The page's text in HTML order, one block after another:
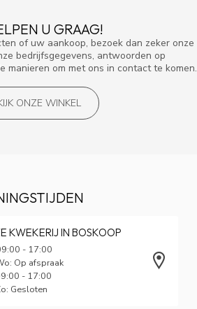
U GRAAG!
of uw aankoop, bezoek dan zeker onze
bedrijfsgegevens, antwoorden op
manieren om met ons in contact te komen.
ONZE WINKEL
KWEKERIJ IN BOSKOOP
- 17:00
Op afspraak
- 17:00
Gesloten